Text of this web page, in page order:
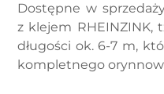
Dostępne w
z klejem RHEINZINK,
długości ok. 6-7 m,
kompletnego